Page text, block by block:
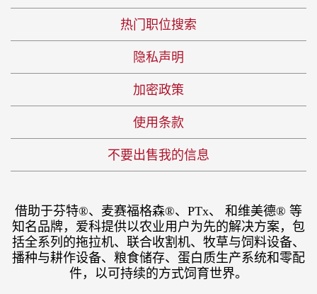
热门职位搜索
隐私声明
加密政策
使用条款
不要出售我的信息
借助于芬特®、麦赛福格森®、PTx、 和维美德® 等
知名品牌，爱科提供以农业用户为先的解决方案，包
括全系列的拖拉机、联合收割机、牧草与饲料设备、
播种与耕作设备、粮食储存、蛋白质生产系统和零配
件，以可持续的方式饲育世界。